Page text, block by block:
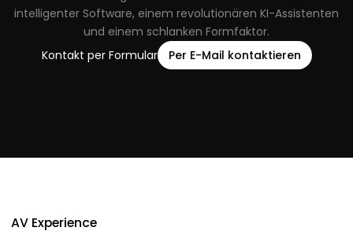
intelligenter Software, einem revolutionären KI-Assistenten
und einem schlanken Formfaktor.
Kontakt per Formular
Per E-Mail kontaktieren
AV Experience